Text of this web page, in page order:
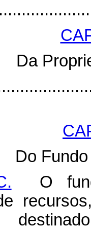
Da
Do
O